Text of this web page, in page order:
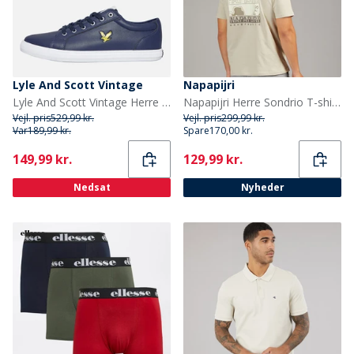
Lyle And Scott Vintage
Lyle And Scott Vintage Herre Halket Træningssko Navy
Vejl. pris529,99 kr.
Var189,99 kr.
Current
149,99 kr.
Nedsat
Napapijri
Napapijri Herre Sondrio T-shirt Beige Silver
Vejl. pris299,99 kr.
Spare170,00 kr.
Current
129,99 kr.
Nyheder